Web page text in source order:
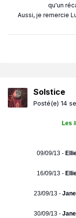
qu'un
Aussi, je remercie
Solstice
Posté(e) 14
Les
09/09/13 -
16/09/13 -
23/09/13 -
30/09/13 -